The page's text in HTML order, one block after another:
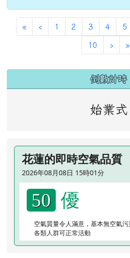
« ‹ 上一頁
1 2 3 4 5
10 › »
左邊區域內容 倒數計時
始業式
花蓮的即時空氣品質
2026年08月08日 15時01分
50 優
空氣質量令人滿意，基本無空氣污
各類人群可正常活動